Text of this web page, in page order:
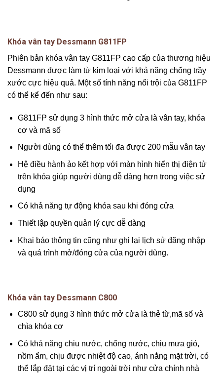
Khóa vân tay Dessmann G811FP
Phiên bản khóa vân tay G811FP cao cấp của thương hiệu
Dessmann được làm từ kim loại với khả năng chống trầy
xước cực hiệu quả. Một số tính năng nổi trội của G811FP
có thể kể đến như sau:
G811FP sử dụng 3 hình thức mở cửa là vân tay, khóa
cơ và mã số
Người dùng có thể thêm tối đa được 200 mẫu vân tay
Hệ điều hành ảo kết hợp với màn hình hiển thị điện tử
trên khóa giúp người dùng dễ dàng hơn trong việc sử
dụng
Có khả năng tự động khóa sau khi đóng cửa
Thiết lập quyền quản lý cực dễ dàng
Khai báo thông tin cũng như ghi lại lịch sử đăng nhập
và quá trình mở/đóng cửa của người dùng.
Khóa vân tay Dessmann C800
C800 sử dụng 3 hình thức mở cửa là thẻ từ,mã số và
chìa khóa cơ
Có khả năng chịu nước, chống nước, chịu mưa gió,
nồm ẩm, chịu được nhiệt độ cao, ánh nắng mặt trời, có
thể lắp đặt tại các vị trí ngoài trời như cửa chính nhà